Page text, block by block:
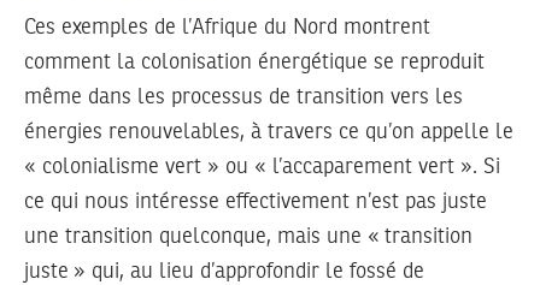
Ces exemples de l’Afrique du Nord montrent
comment la colonisation énergétique se reproduit
même dans les processus de transition vers les
énergies renouvelables, à travers ce qu’on appelle le
« colonialisme vert » ou « l’accaparement vert ». Si
ce qui nous intéresse effectivement n’est pas juste
une transition quelconque, mais une « transition
juste » qui, au lieu d’approfondir le fossé de